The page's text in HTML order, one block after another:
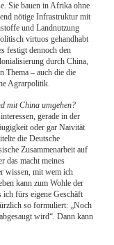
Sie bauen in Afrika ohne
nötige Infrastruktur mit
und Landnutzung
virtuos gehandhabt
festigt dennoch den
durch China,
Thema – auch die die
Agrarpolitik.
mit China umgehen?
gerade in der
oder gar Naivität
die Deutsche
Zusammenarbeit auf
das macht meines
wissen, mit wem ich
kann zum Wohle der
ich fürs eigene Geschäft
so formuliert: „Noch
wird“. Dann kann